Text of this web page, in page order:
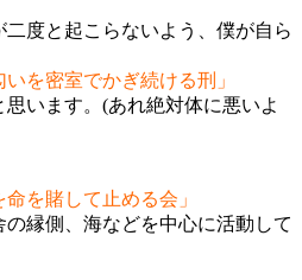
度と起こらないよう、僕が自ら
を密室でかぎ続ける刑」
います。(あれ絶対体に悪いよ
を賭して止める会」
縁側、海などを中心に活動して